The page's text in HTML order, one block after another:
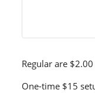
Regular are
One-time $15